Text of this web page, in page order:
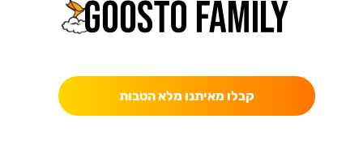
קבלו מאיתנו מלא הטבות